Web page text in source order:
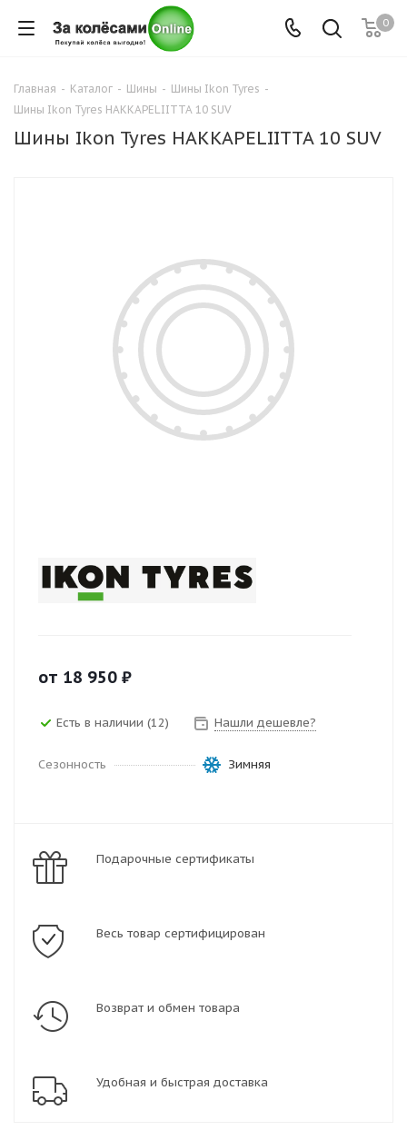
0
Главная - Каталог - Шины - Шины Ikon Tyres -
Шины Ikon Tyres HAKKAPELIITTA 10 SUV
Шины Ikon Tyres HAKKAPELIITTA 10 SUV
от 18 950 ₽
Есть в наличии (12) Нашли дешевле?
Сезонность Зимняя
Подарочные сертификаты
Весь товар сертифицирован
Возврат и обмен товара
Удобная и быстрая доставка